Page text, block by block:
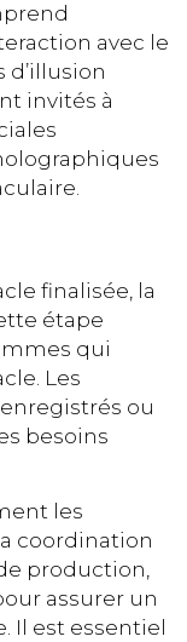
avec le
d’illusion
invités à
finalisée, la
étape
qui
Les
ou
besoins
les
coordination
production,
assurer un
Il est essentiel